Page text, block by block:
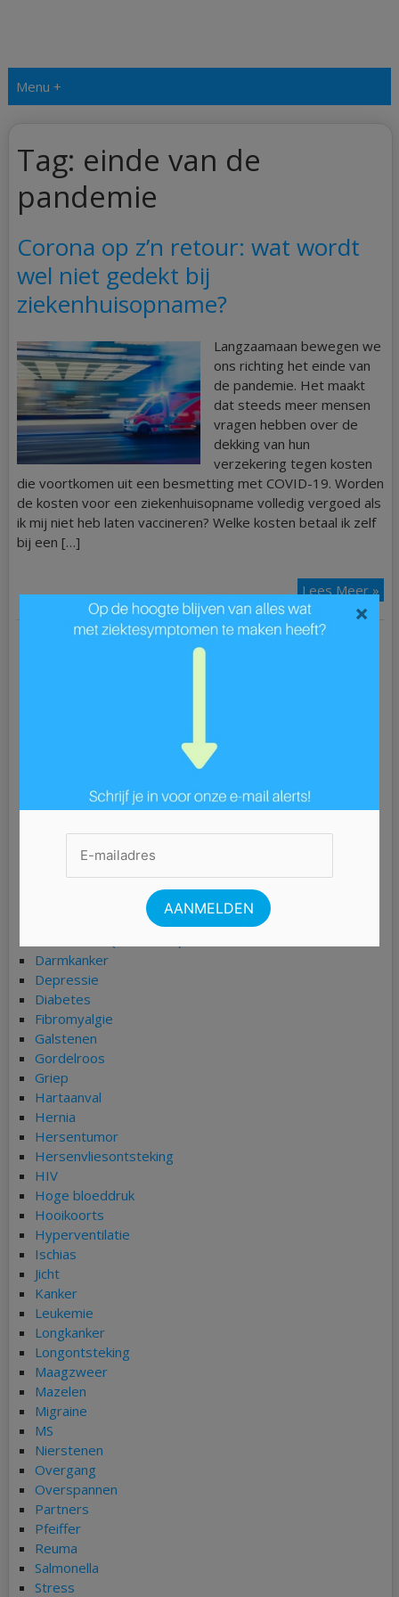
Menu +
Tag: einde van de
pandemie
Corona op z’n retour: wat wordt
wel niet gedekt bij
ziekenhuisopname?
Langzaamaan bewegen we
ons richting het einde van
de pandemie. Het maakt
dat steeds meer mensen
vragen hebben over de
dekking van hun
verzekering tegen kosten
die voortkomen uit een besmetting met COVID-19. Worden
de kosten voor een ziekenhuisopname volledig vergoed als
ik mij niet heb laten vaccineren? Welke kosten betaal ik zelf
bij een […]
Lees Meer »
Borderline
Buikgriep
Burn-out
Darmkanker
Depressie
Diabetes
Fibromyalgie
Galstenen
Gordelroos
Griep
Hartaanval
Hernia
Hersentumor
Hersenvliesontsteking
HIV
Hoge bloeddruk
Hooikoorts
Hyperventilatie
Ischias
Jicht
Kanker
Leukemie
Longkanker
Longontsteking
Maagzweer
Mazelen
Migraine
MS
Nierstenen
Overgang
Overspannen
Partners
Pfeiffer
Reuma
Salmonella
Stress
×